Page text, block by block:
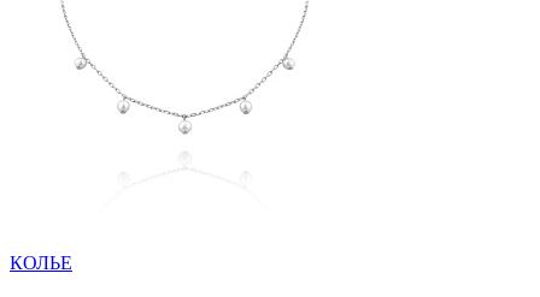
КОЛЬЕ